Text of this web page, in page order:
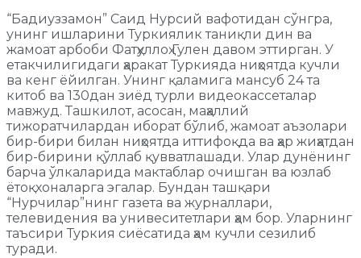
“Бадиуззамон” Саид Нурсий вафотидан сўнгра,
унинг ишларини Туркиялик таниқли дин ва
жамоат арбоби Фатҳуллоҳ Гулен давом эттирган. У
етакчилигидаги ҳаракат Туркияда ниҳоятда кучли
ва кенг ёйилган. Унинг қаламига мансуб 24 та
китоб ва 130дан зиёд турли видеокассеталар
мавжуд. Ташкилот, асосан, маҳаллий
тижоратчилардан иборат бўлиб, жамоат аъзолари
бир-бири билан ниҳоятда иттифоқда ва ҳар жиҳатдан
бир-бирини қўллаб қувватлашади. Улар дунёнинг
барча ўлкаларида мактаблар очишган ва юзлаб
ётоқхоналарга эгалар. Бундан ташқари
“Нурчилар”нинг газета ва журналлари,
телевидения ва унивеситетлари ҳам бор. Уларнинг
таъсири Туркия сиёсатида ҳам кучли сезилиб
туради.